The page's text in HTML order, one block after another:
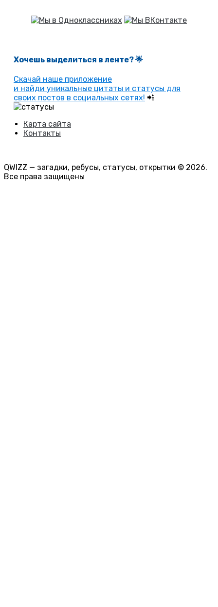
Хочешь выделиться в ленте? 🌟
Скачай наше приложение
и найди уникальные цитаты и статусы для
своих постов в социальных сетях! 📲
Карта сайта
Контакты
QWIZZ — загадки, ребусы, статусы, открытки © 2026.
Все права защищены